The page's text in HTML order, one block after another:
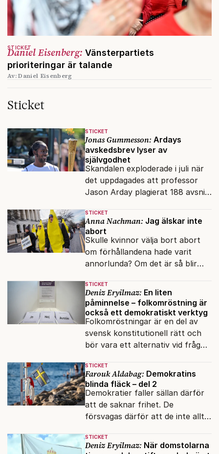
Daniel Eisenberg: Vänsterpartiets
prioriteringar är talande
STICKET
Av: Daniel Eisenberg
Sticket
STICKET
Jonas Gummesson: Ardays
avskedsbrev lyser av
självgodhet
Skandalen exploderade i juli när
det uppdagades att professor
Jason Arday plagierat 188 avsnitt
han slutat.
STICKET
Anna Nachman: Jag älskar inte
abort
Skulle kvinnor välja bort abort
om förhållandena hade varit
annorlunda? Om det är så blir
misslyckande.
STICKET
Deniz Eryilmaz: En liten
påminnelse – folkomröstning är
också ett demokratiskt verktyg
Folkomröstningar är en del av
svensk konstitutionell rätt och
bör vara ett alternativ vid frågor
STICKET
Farouk Aldabag: Demokratins
blinda fläck – del 2
Demokratier faller sällan därför
att de saknar frihet. De
försvagas därför att de inte alltid
naivitet.
STICKET
Deniz Eryilmaz: När domstolarna